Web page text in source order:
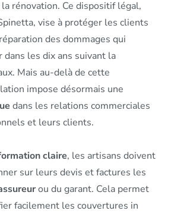
rénovation. Ce dispositif légal,
vise à protéger les clients
des dommages qui
les dix ans suivant la
Mais au-delà de cette
impose désormais une
dans les relations commerciales
et leurs clients.
claire, les artisans doivent
sur leurs devis et factures les
ou du garant. Cela permet
facilement les couvertures in